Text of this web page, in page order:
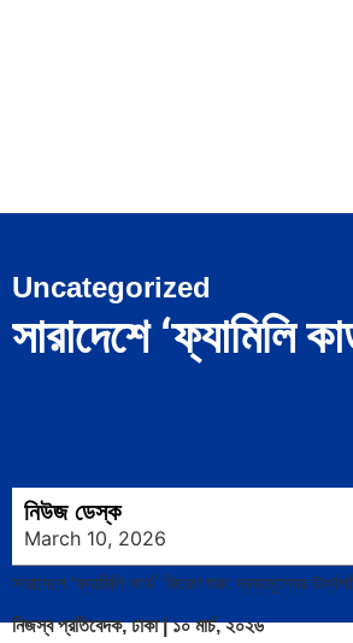
Uncategorized
সারাদেশে ‘ফ্যামিলি
নিউজ ডেস্ক
March 10, 2026
সারাদেশে ‘ফ্যামিলি কার্ড’ বিতরণ শুরু: দ্রব্যমূল্যের
নিজস্ব প্রতিবেদক, ঢাকা | ১০ মার্চ, ২০২৬